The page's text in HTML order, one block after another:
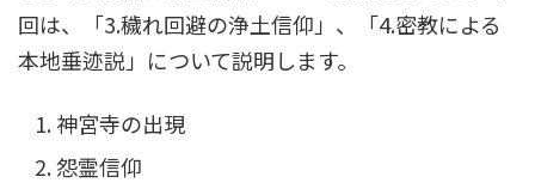
回は、「3.穢れ回避の浄土信仰」、「4.密教による
本地垂迹説」について説明します。
神宮寺の出現
怨霊信仰